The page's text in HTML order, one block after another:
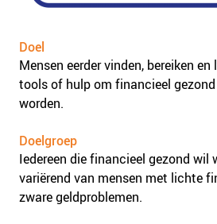
Doel
Mensen eerder vinden, bereiken
tools of hulp om financieel
worden.
Doelgroep
Iedereen die financieel gezond wil
variërend van mensen met lichte
zware geldproblemen.